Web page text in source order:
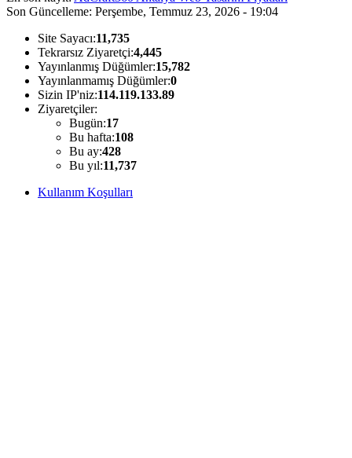
Son Güncelleme: Perşembe, Temmuz 23, 2026 - 19:04
Site Sayacı:11,735
Tekrarsız Ziyaretçi:4,445
Yayınlanmış Düğümler:15,782
Yayınlanmamış Düğümler:0
Sizin IP'niz:114.119.133.89
Ziyaretçiler:
Bugün:17
Bu hafta:108
Bu ay:428
Bu yıl:11,737
Kullanım Koşulları